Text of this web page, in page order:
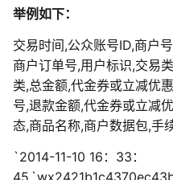
举例如下：
交易时间,公众账号ID,商户
商户订单号,用户标识,交易
类,总金额,代金券或立减优
号,退款金额,代金券或立减
态,商品名称,商户数据包,手
`2014-11-10 16：33：